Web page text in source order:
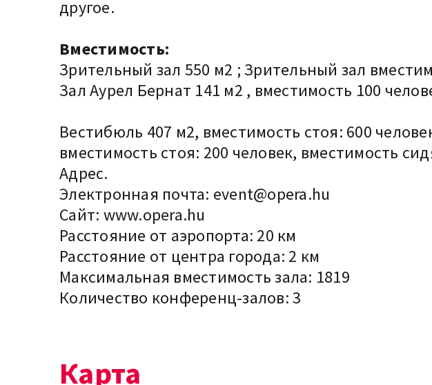
другое.
Вместимость:
Зрительный зал 550 м2 ; Зрительный зал
Зал Аурел Бернат 141 м2 , вместимость 100
Вестибюль 407 м2, вместимость стоя: 600
вместимость стоя: 200 человек, вместимость
Адрес.
Электронная почта: event@opera.hu
Сайт: www.opera.hu
Расстояние от аэропорта: 20 км
Расстояние от центра города: 2 км
Максимальная вместимость зала: 1819
Количество конференц-залов: 3
Карта